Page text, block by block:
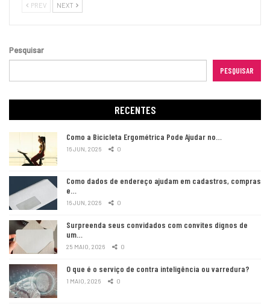
PREV NEXT
Pesquisar
PESQUISAR
RECENTES
Como a Bicicleta Ergométrica Pode Ajudar no…
16 JUN, 2026 0
Como dados de endereço ajudam em cadastros, compras
e…
16 JUN, 2026 0
Surpreenda seus convidados com convites dignos de
um…
25 MAIO, 2026 0
O que é o serviço de contra inteligência ou varredura?
1 MAIO, 2026 0